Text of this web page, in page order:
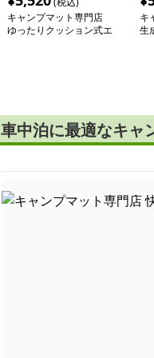
キャンプマット専門店
ゆったりクッション式エ
キ
生
車中泊に最適なキャ